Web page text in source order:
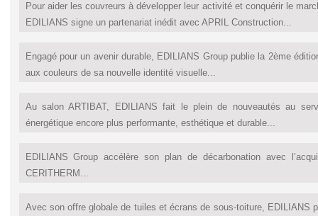
Pour aider les couvreurs à développer leur activité et conquérir le
EDILIANS signe un partenariat inédit avec APRIL Construction...
Engagé pour un avenir durable, EDILIANS Group publie la 2ème
aux couleurs de sa nouvelle identité visuelle...
Au salon ARTIBAT, EDILIANS fait le plein de nouveautés au
énergétique encore plus performante, esthétique et durable...
EDILIANS Group accélère son plan de décarbonation avec
CERITHERM...
Avec son offre globale de tuiles et écrans de sous-toiture, EDILIANS